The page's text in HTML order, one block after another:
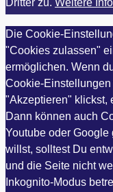
Dritter zu. Weitere
Die Cookie-
"Cookies zulassen"
ermöglichen. Wenn
Cookie-
"Akzeptieren" klickst,
Dann können auch
Youtube oder
willst, solltest Du
und die Seite nicht
Inkognito-Modus